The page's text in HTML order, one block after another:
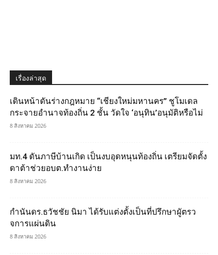
เรื่องล่าสุด
เดินหน้าดันร่างกฎหมาย “เชียงใหม่มหานคร” ชูโมเดล
กระจายอำนาจท้องถิ่น 2 ชั้น วัดใจ ‘อนุทิน’อนุมัติหรือไม่
8 สิงหาคม 2026
มท.4 ดันภาษีบ้านเกิด เป็นงบอุดหนุนท้องถิ่น เตรียมจัดตั้ง
ดาต้าช่วยอบต.ทำงานง่าย
8 สิงหาคม 2026
กำนันดร.ธวัชชัย นิมา ได้รับแต่งตั้งเป็นที่ปรึกษาผูัตรว
จการแผ่นดิน
8 สิงหาคม 2026